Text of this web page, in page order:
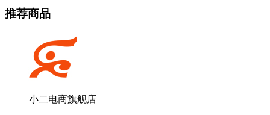
推荐商品
小二电商旗舰店